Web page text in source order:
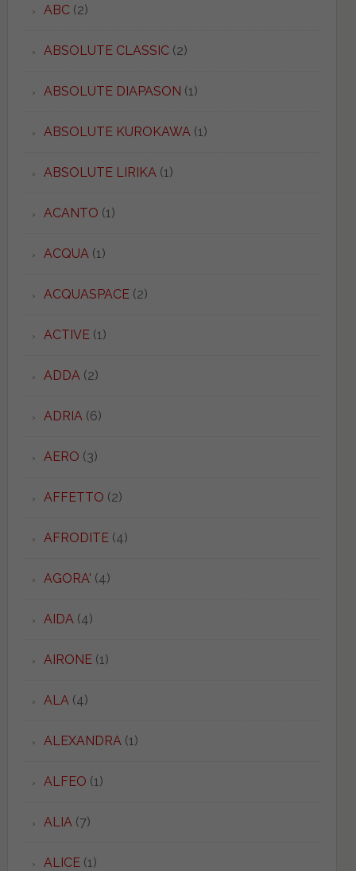
ABC(2)
ABSOLUTE CLASSIC(2)
ABSOLUTE DIAPASON (1)
ABSOLUTE KUROKAWA(1)
ABSOLUTE LIRIKA(1)
ACANTO (1)
ACQUA(1)
ACQUASPACE(2)
ACTIVE(1)
ADDA(2)
ADRIA(6)
AERO (3)
AFFETTO (2)
AFRODITE(4)
AGORA' (4)
AIDA(4)
AIRONE(1)
ALA(4)
ALEXANDRA(1)
ALFEO (1)
ALIA(7)
ALICE(1)